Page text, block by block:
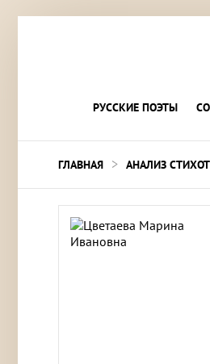
РУССКИЕ ПОЭТЫ
ГЛАВНАЯ > АНАЛИЗ